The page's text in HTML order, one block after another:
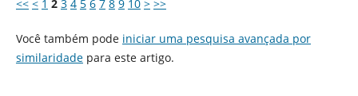
<< < 1 2 3 4 5 6 7 8 9 10 > >>
Você também pode iniciar uma pesquisa avançada por
similaridadepara este artigo.